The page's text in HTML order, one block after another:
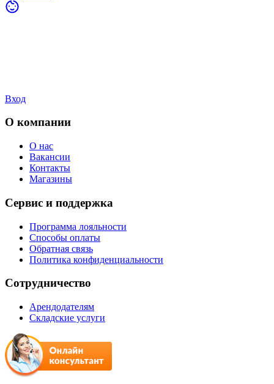
Вход
О компании
О нас
Вакансии
Контакты
Магазины
Сервис и поддержка
Программа лояльности
Способы оплаты
Обратная связь
Политика конфиденциальности
Сотрудничество
Арендодателям
Складские услуги